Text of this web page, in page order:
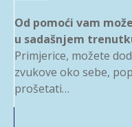
Od pomoći vam
u sadašnjem
Primjerice, možete
zvukove oko sebe,
prošetati…